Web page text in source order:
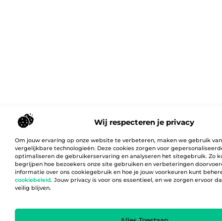
Wij respecteren je privacy
Om jouw ervaring op onze website te verbeteren, maken we gebruik
vergelijkbare technologieën. Deze cookies zorgen voor
optimaliseren de gebruikerservaring en analyseren het sitegebruik. Zo
begrijpen hoe bezoekers onze site gebruiken en verbeteringen
informatie over ons cookiegebruik en hoe je jouw voorkeuren kunt
cookiebeleid. Jouw privacy is voor ons essentieel, en we zorgen ervoor
veilig blijven.